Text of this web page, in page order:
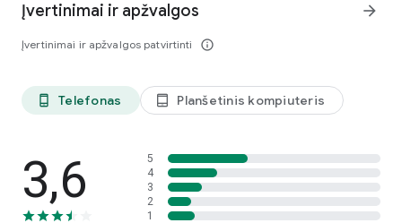
Įvertinimai ir apžvalgos
Įvertinimai ir apžvalgos patvirtinti info_outline
arrow_forward
phone_android Telefonas tablet_android Planšetinis kompiuteris
3,6
5
4
3
2
1